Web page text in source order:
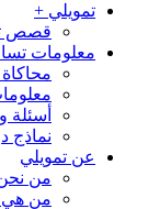
تمويلي +
قصص
معلومات
أسئلة
نماذج
عن تمويلي
من
من هي